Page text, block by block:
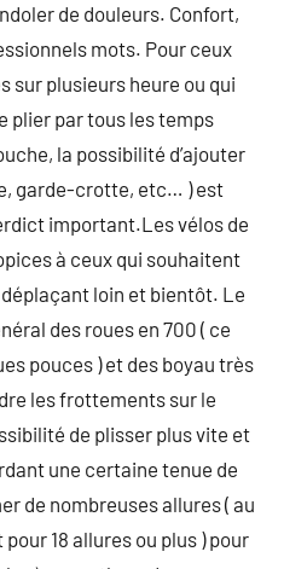
de douleurs. Confort,
mots. Pour ceux
sur plusieurs heure ou qui
plier par tous les temps
la possibilité d’ajouter
garde-crotte, etc… ) est
important.Les vélos de
à ceux qui souhaitent
loin et bientôt. Le
des roues en 700 ( ce
pouces ) et des boyau très
les frottements sur le
de plisser plus vite et
une certaine tenue de
de nombreuses allures ( au
18 allures ou plus ) pour